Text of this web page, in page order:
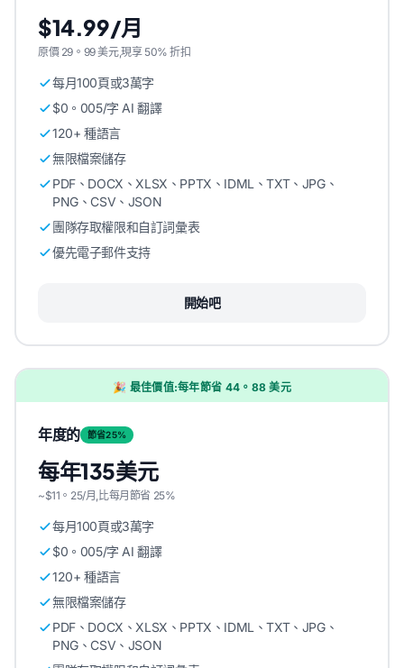
$14.99/月
原價 29。99 美元,現享 50% 折扣
每月100頁或3萬字
$0。005/字 AI 翻譯
120+ 種語言
無限檔案儲存
PDF、DOCX、XLSX、PPTX、IDML、TXT、JPG、
PNG、CSV、JSON
團隊存取權限和自訂詞彙表
優先電子郵件支持
開始吧
🎉 最佳價值:每年節省 44。88 美元
年度的 節省25%
每年135美元
~$11。25/月,比每月節省 25%
每月100頁或3萬字
$0。005/字 AI 翻譯
120+ 種語言
無限檔案儲存
PDF、DOCX、XLSX、PPTX、IDML、TXT、JPG、
PNG、CSV、JSON